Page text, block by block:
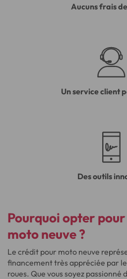
Aucuns frais
Un service client
Des outils
Pourquoi opter
moto neuve ?
Le crédit pour moto neuve
financement très appréciée par
roues. Que vous soyez